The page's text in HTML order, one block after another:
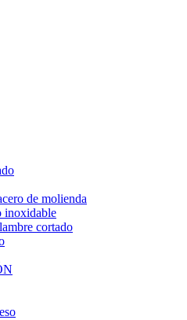
de molienda
inoxidable
cortado